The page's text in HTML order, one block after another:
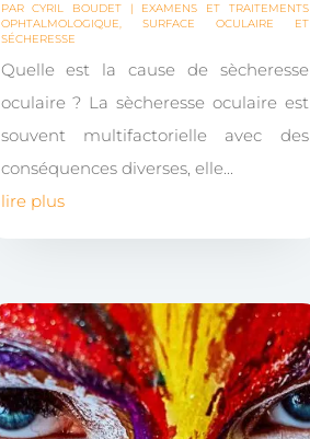
PARCYRIL BOUDET| EXAMENS ET TRAITEMENTS
OPHTALMOLOGIQUE, SURFACE OCULAIRE ET
SÉCHERESSE
Quelle est la cause de sècheresse
oculaire ? La sècheresse oculaire est
souvent multifactorielle avec des
conséquences diverses, elle...
lire plus